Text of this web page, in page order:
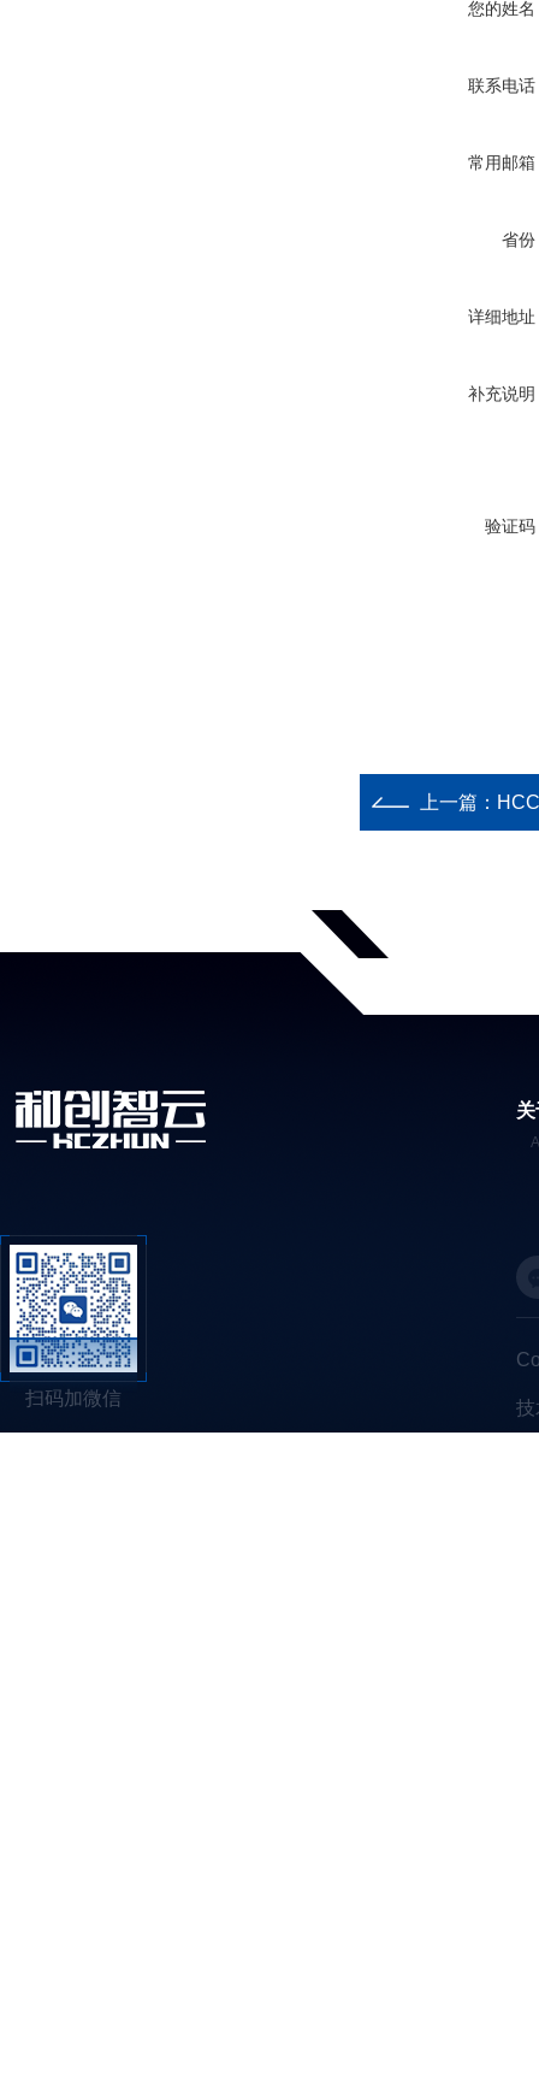
您的姓名
联系电话
常用邮箱
省份
详细地址
补充说明
验证码
上一篇：
扫码加微信 技